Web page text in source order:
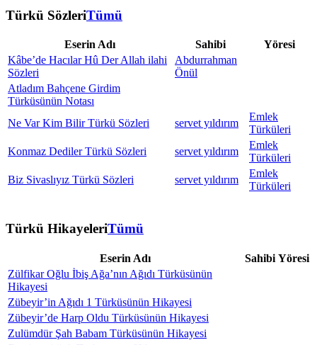
Türkü SözleriTümü
Eserin Adı Sahibi
Yöresi
Kâbe’de Hacılar Hû Der Allah ilahi
Sözleri
Abdurrahman
Önül
Atladım Bahçene Girdim
Türküsünün Notası
Ne Var Kim Bilir Türkü Sözleri
servet yıldırım
Emlek
Türküleri
Konmaz Dediler Türkü Sözleri
servet yıldırım
Emlek
Türküleri
Biz Sivaslıyız Türkü Sözleri
servet yıldırım
Emlek
Türküleri
Türkü HikayeleriTümü
Eserin Adı Sahibi Yöresi
Zülfikar Oğlu İbiş Ağa’nın Ağıdı Türküsünün
Hikayesi
Zübeyir’in Ağıdı 1 Türküsünün Hikayesi
Zübeyir’de Harp Oldu Türküsünün Hikayesi
Zulümdür Şah Babam Türküsünün Hikayesi